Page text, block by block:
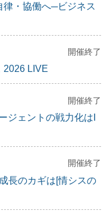
律・協働へ─ビジネス
開催終了
2026 LIVE
開催終了
ジェントの戦力化はI
開催終了
長のカギは[情シスの